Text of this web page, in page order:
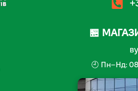
🏪
🕘 Пн–Нд: